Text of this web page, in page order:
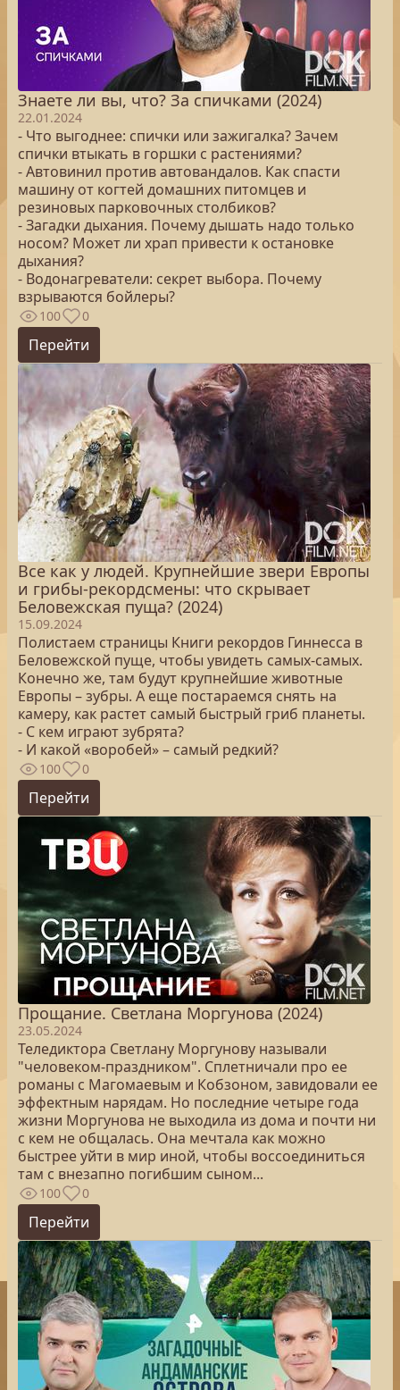
Знаете ли вы, что? За спичками (2024)
22.01.2024
- Что выгоднее: спички или зажигалка? Зачем
спички втыкать в горшки с растениями?
- Автовинил против автовандалов. Как спасти
машину от когтей домашних питомцев и
резиновых парковочных столбиков?
- Загадки дыхания. Почему дышать надо только
носом? Может ли храп привести к остановке
дыхания?
- Водонагреватели: секрет выбора. Почему
взрываются бойлеры?
100 0
Перейти
Все как у людей. Крупнейшие звери Европы
и грибы-рекордсмены: что скрывает
Беловежская пуща? (2024)
15.09.2024
Полистаем страницы Книги рекордов Гиннесса в
Беловежской пуще, чтобы увидеть самых-самых.
Конечно же, там будут крупнейшие животные
Европы – зубры. А еще постараемся снять на
камеру, как растет самый быстрый гриб планеты.
- С кем играют зубрята?
- И какой «воробей» – самый редкий?
100 0
Перейти
Прощание. Светлана Моргунова (2024)
23.05.2024
Теледиктора Светлану Моргунову называли
"человеком-праздником". Сплетничали про ее
романы с Магомаевым и Кобзоном, завидовали ее
эффектным нарядам. Но последние четыре года
жизни Моргунова не выходила из дома и почти ни
с кем не общалась. Она мечтала как можно
быстрее уйти в мир иной, чтобы воссоединиться
там с внезапно погибшим сыном...
100 0
Перейти